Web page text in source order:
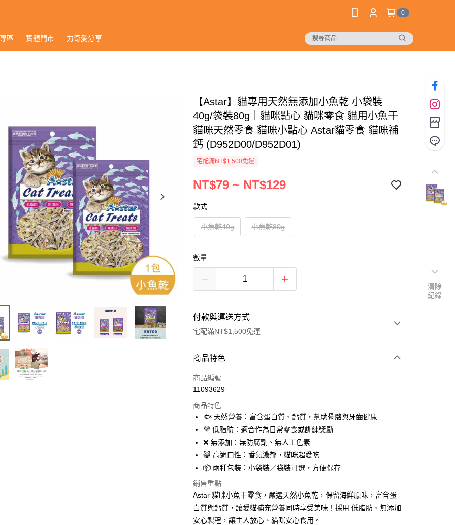
0
區 實體門市 力奇愛分享
【Astar】貓專用天然無添加小魚乾 小袋裝
40g/袋裝80g｜貓咪點心 貓咪零食 貓用小魚干
貓咪天然零食 貓咪小點心 Astar貓零食 貓咪補
鈣 (D952D00/D952D01)
宅配滿NT$1,500免運
NT$79 ~ NT$129
款式
小魚乾40g 小魚乾80g
數量
付款與運送方式
宅配滿NT$1,500免運
付款方式
信用卡一次付款
Apple Pay
悠遊付
AFTEE先享後付
相關說明
【關於「AFTEE先享後付」】
AFTEE先享後付是「在收到商品之後才付款」的支付方式。 讓您購物簡單
便利好安心！
１．簡單：不需註冊會員、不需綁卡、不需儲值。
２．便利：只要手機號碼，簡訊認證，即可結帳。
３．安心：先確認商品／服務後，再付款。
ATM付款
運送方式
商品特色
商品編號
11093629
商品特色
🐟 天然營養：富含蛋白質、鈣質，幫助骨骼與牙齒健康
💜 低脂肪：適合作為日常零食或訓練獎勵
❌ 無添加：無防腐劑、無人工色素
😺 高適口性：香氣濃郁，貓咪超愛吃
📦 兩種包裝：小袋裝／袋裝可選，方便保存
銷售重點
Astar 貓咪小魚干零食，嚴選天然小魚乾，保留海鮮原味，富含蛋
白質與鈣質，讓愛貓補充營養同時享受美味！採用 低脂肪、無添加
安心製程，讓主人放心、貓咪安心食用。
清除
紀錄